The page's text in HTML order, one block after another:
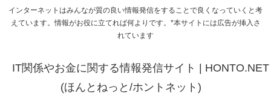
インターネットはみんなが質の良い情報発信をすることで良くなっていくと考
えています。情報がお役に立てれば何よりです。*本サイトには広告が挿入さ
れています
IT関係やお金に関する情報発信サイト | HONTO.NET
(ほんとねっと/ホントネット)